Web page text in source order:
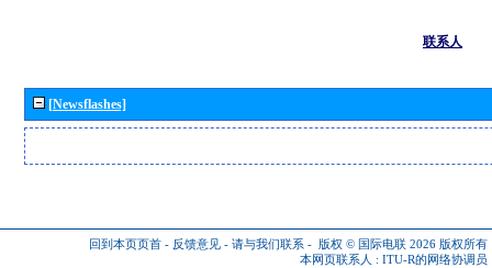
联系人
[Newsflashes]
回到本页页首 - 反馈意见 - 请与我们联系 - 版权 © 国际电联 2026 版权所有
本网页联系人 : ITU-R的网络协调员